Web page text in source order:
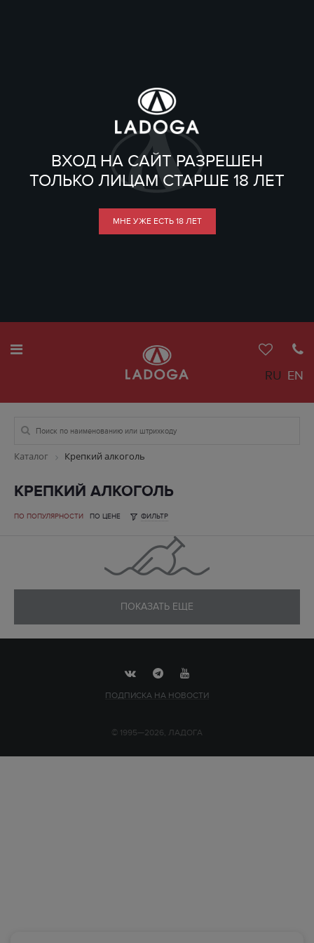
ВХОД НА САЙТ РАЗРЕШЕН
ТОЛЬКО ЛИЦАМ СТАРШЕ 18 ЛЕТ
МНЕ УЖЕ ЕСТЬ 18 ЛЕТ
RU EN
Каталог Крепкий алкоголь
КРЕПКИЙ АЛКОГОЛЬ
ПО ПОПУЛЯРНОСТИ ПО ЦЕНЕ ФИЛЬТР
ПОКАЗАТЬ ЕЩЕ
ПОДПИСКА НА НОВОСТИ
© 1995—2026, ЛАДОГА